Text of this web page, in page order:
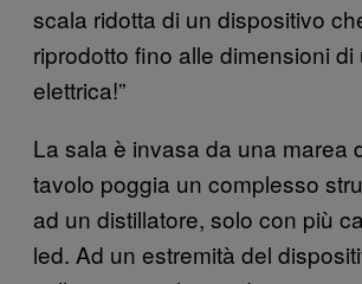
scala ridotta di un dispositivo
riprodotto fino alle dimensioni
elettrica!”
La sala è invasa da una marea
tavolo poggia un complesso
ad un distillatore, solo con più
led. Ad un estremità del